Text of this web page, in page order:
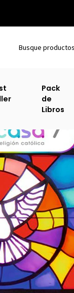
Pack
de
Libros